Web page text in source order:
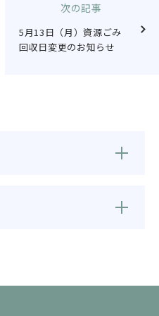
次の記事
5月13日（月）資源ごみ
回収日変更のお知らせ